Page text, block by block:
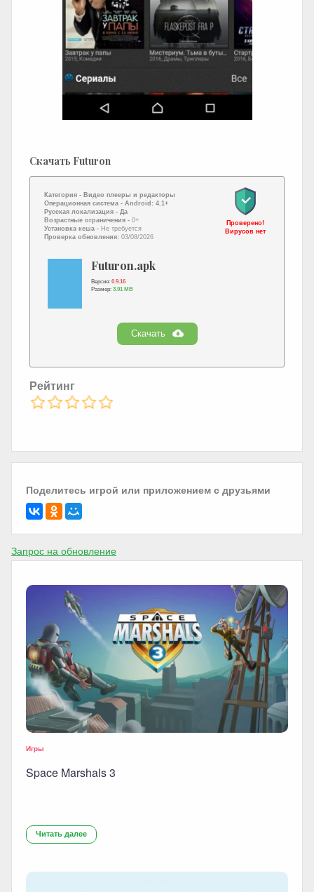
Скачать Futuron
Категория - Видео плееры и редакторы
Операционная система - Android: 4.1+
Русская локализация - Да
Возрастные ограничения - 0+
Установка кеша - Не требуется
Проверка обновления: 03/08/2026
Проверено!
Вирусов нет
Futuron.apk
Версия: 0.9.16
Размер: 3.91 MB
Скачать
Рейтинг
Поделитесь игрой или приложением с друзьями
Запрос на обновление
Игры
Space Marshals 3
Читать далее